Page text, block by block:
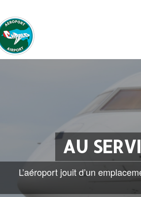
AU
L’aéroport jouit d’un